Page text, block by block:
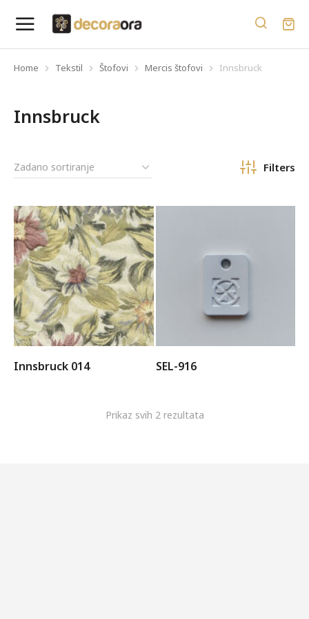
You are here:
Home Tekstil Štofovi Mercis štofovi Innsbruck
Innsbruck
Filters
Innsbruck 014 SEL-916
Prikaz svih 2 rezultata